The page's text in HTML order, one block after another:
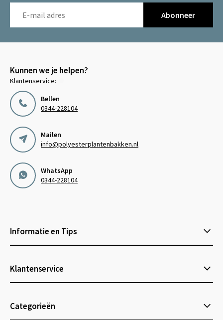
Abonneer
Kunnen we je helpen?
Klantenservice:
Bellen
0344-228104
Mailen
info@polyesterplantenbakken.nl
WhatsApp
0344-228104
Informatie en Tips
Klantenservice
Categorieën